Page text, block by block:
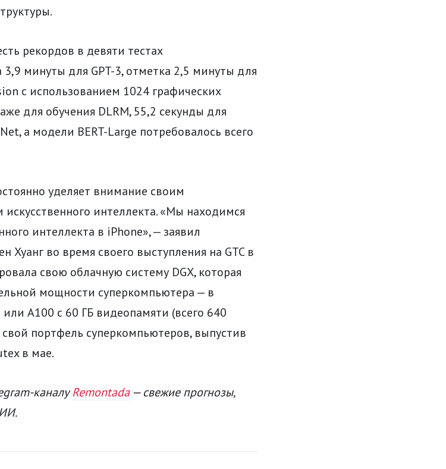
рекордов в девяти тестах
минуты для GPT-3, отметка 2,5 минуты для
с использованием 1024 графических
для обучения DLRM, 55,2 секунды для
а модели BERT-Large потребовалось всего
уделяет внимание своим
интеллекта. «Мы находимся
интеллекта в iPhone», — заявил
Хуанг во время своего выступления на GTC в
свою облачную систему DGX, которая
мощности суперкомпьютера — в
A100 с 60 ГБ видеопамяти (всего 640
портфель суперкомпьютеров, выпустив
в мае.
каналуRemontada— свежие прогнозы,